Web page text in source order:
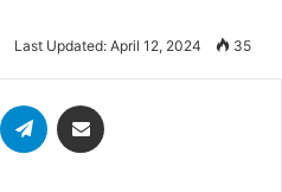
Last Updated: April 12, 2024 35